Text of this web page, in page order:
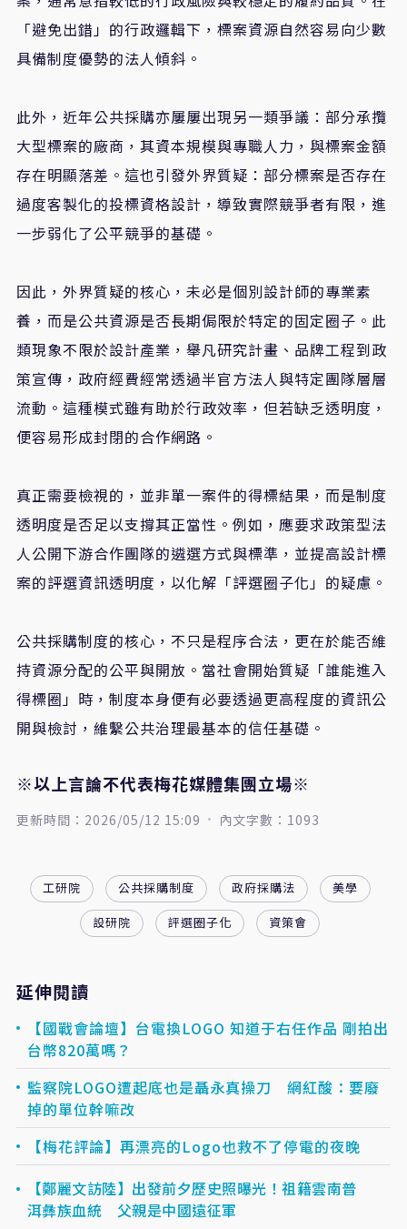
「避免出錯」的行政邏輯下，標案資源自然容易向少數
具備制度優勢的法人傾斜。
​此外，近年公共採購亦屢屢出現另一類爭議：部分承攬
大型標案的廠商，其資本規模與專職人力，與標案金額
存在明顯落差。這也引發外界質疑：部分標案是否存在
過度客製化的投標資格設計，導致實際競爭者有限，進
一步弱化了公平競爭的基礎。
​因此，外界質疑的核心，未必是個別設計師的專業素
養，而是公共資源是否長期侷限於特定的固定圈子。此
類現象不限於設計產業，舉凡研究計畫、品牌工程到政
策宣傳，政府經費經常透過半官方法人與特定團隊層層
流動。這種模式雖有助於行政效率，但若缺乏透明度，
便容易形成封閉的合作網路。
​真正需要檢視的，並非單一案件的得標結果，而是制度
透明度是否足以支撐其正當性。例如，應要求政策型法
人公開下游合作團隊的遴選方式與標準，並提高設計標
案的評選資訊透明度，以化解「評選圈子化」的疑慮。
​公共採購制度的核心，不只是程序合法，更在於能否維
持資源分配的公平與開放。當社會開始質疑「誰能進入
得標圈」時，制度本身便有必要透過更高程度的資訊公
開與檢討，維繫公共治理最基本的信任基礎。
※以上言論不代表梅花媒體集團立場※
更新時間：2026/05/12 15:09 內文字數：1093
工研院 公共採購制度 政府採購法
美學
設研院
評選圈子化 資策會
延伸閱讀
【國戰會論壇】台電換LOGO 知道于右任作品 剛拍出
台幣820萬嗎？
監察院LOGO遭起底也是聶永真操刀 網紅酸：要廢
掉的單位幹嘛改
【梅花評論】再漂亮的Logo也救不了停電的夜晚
【鄭麗文訪陸】出發前夕歷史照曝光！祖籍雲南普
洱彝族血統 父親是中國遠征軍